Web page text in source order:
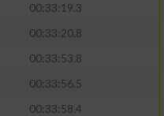
00:33:19.3
00:33:20.8
00:33:53.8
00:33:56.5
00:33:58.4